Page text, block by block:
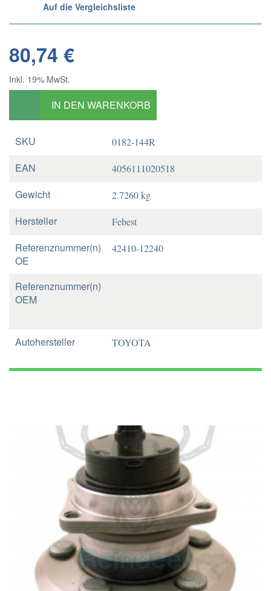
Auf die Vergleichsliste
80,74 €
Inkl. 19% MwSt.
IN DEN WARENKORB
SKU 0182-144R
EAN 4056111020518
Gewicht 2.7260 kg
Hersteller Febest
Referenznummer(n)
OE
42410-12240
Referenznummer(n)
OEM
Autohersteller TOYOTA